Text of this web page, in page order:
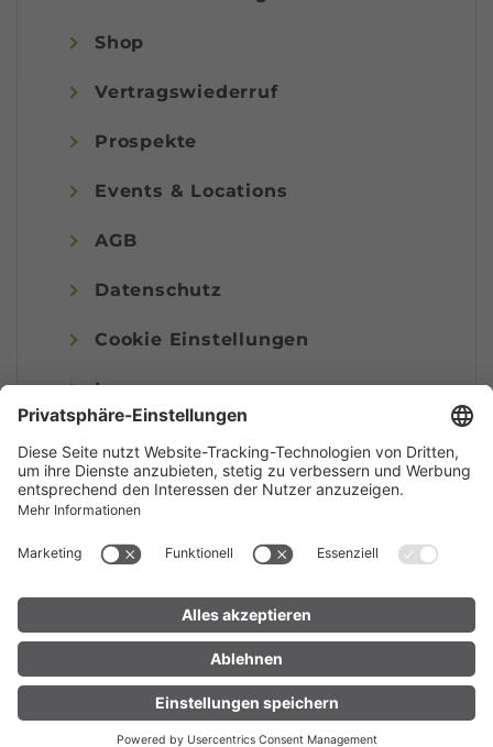
UNTERKUNFT
FINDEN
LIVE
Shop
Vertragswiederruf
Prospekte
Events & Locations
AGB
Datenschutz
Cookie Einstellungen
Impressum